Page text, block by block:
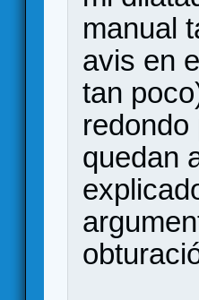
manual
avis en
tan
redondo
quedan